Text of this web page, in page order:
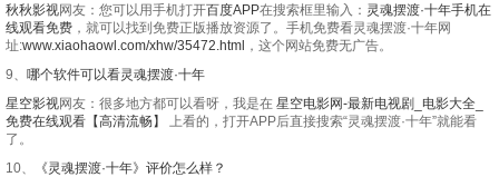
秋秋影视网友：您可以用手机打开百度APP在搜索框里输入： 灵魂摆渡·十年手机在
线观看免费 ，就可以找到免费正版播放资源了。手机免费看灵魂摆渡·十年网
址:www.xiaohaowl.com/xhw/35472.html ，这个网站免费无广告。
9、 哪个软件可以看灵魂摆渡·十年
星空影视网友：很多地方都可以看呀，我是在 星空电影网-最新电视剧_电影大全_
免费在线观看【高清流畅】
上看的，打开APP后直接搜索“灵魂摆渡·十年”就能看
了。
10、
《灵魂摆渡·十年》评价怎么样？